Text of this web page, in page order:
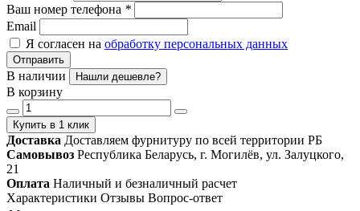
Ваш номер телефона *
Email
Я согласен на обработку персональных данных
Отправить
В наличии Нашли дешевле?
В корзину
Купить в 1 клик
Доставка Доставляем фурнитуру по всей территории РБ
Самовывоз Республика Беларусь, г. Могилёв, ул. Залуцкого,
21
Оплата Наличный и безналичный расчет
Характеристики Отзывы Вопрос-ответ